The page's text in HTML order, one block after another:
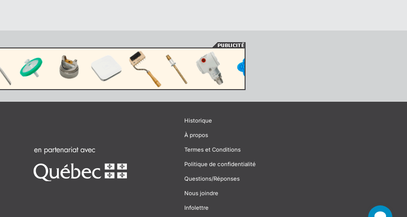
Historique
À propos
Termes et Conditions
Politique de confidentialité
Questions/Réponses
Nous joindre
Infolettre